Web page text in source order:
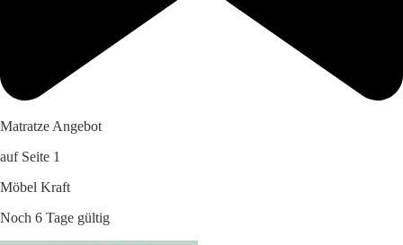
Matratze Angebot
auf Seite 1
Möbel Kraft
Noch 6 Tage gültig